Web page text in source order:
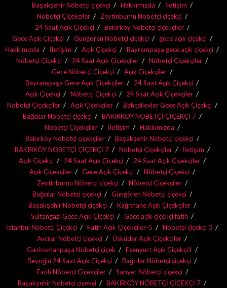
Başakşehir Nöbetçi çiçekçi
Hakkımızda
İletişim
Nöbetçi Çiçekçiler
Zeytinburnu Nöbetçi çiçekçi
24 Saat Açık Çiçekçi
Bakırköy Nöbetçi çiçekçiler
Gece Açık Çiçekçi
Güngören Nöbetçi çiçekçi
gece açık çiçekçi
Hakkımızda
İletişim Açık Çiçekçi
Bayrampaşa gece açık çiçekçi
Nöbetçi Çiçekçi
24 Saat Açık Çiçekçiler
Nöbetçi Çiçekçiler
Gece Nöbetçi Çiçekçi
Açık Çiçekçiler
Bayrampaşa Gece Açık Çiçekçiler
24 Saat Açık Çiçekçi
Açık Çiçekçi
Nöbetçi Çiçekçi
24 Saat Açık Çiçekçiler
Nöbetçi Çiçekçiler
Açık Çiçekçiler
Bahçelievler Gece Açık Çiçekçi
Bağcılar Nöbetçi çiçekçi
BAKIRKÖY NÖBETÇİ ÇİÇEKÇİ 7
Nöbetçi Çiçekçiler
İletişim
Hakkımızda
Bakırköy Nöbetçi çiçekçiler
Başakşehir Nöbetçi çiçekçi
BAKIRKÖY NÖBETÇİ ÇİÇEKÇİ 7
Nöbetçi Çiçekçiler
İletişim
Açık Çiçekçi
24 Saat Açık Çiçekçi
24 Saat Açık Çiçekçiler
Açık Çiçekçiler
Gece Açık Çiçekçi
Nöbetçi Çiçekçi
Zeytinburnu Nöbetçi çiçekçi
Nöbetçi Çiçekçiler
Bağcılar Nöbetçi çiçekçi
Güngören Nöbetçi çiçekçi
Başakşehir Nöbetçi çiçekçi
Kağıthane Açık Çiçekçiler
Sultangazi Gece Açık Çiçekçi
Gece açik çiçekçi fatih
İstanbul Nöbetçi Çiçekçi
Fatih Açık Çiçekçiler-5
Nöbetçi çiçekçi 3
Avcılar Nöbetçi çiçekçi
Üsküdar Açık Çiçekçiler
Gaziosmanpaşa Nöbetçi çiçek
Esenyurt Açık Çiçekçi1
Beyoğlu 24 Saat Açık Çiçekçi
Bağcılar Nöbetçi çiçekçi
Fatih Nöbetçi Çiçekçiler
Sarıyer Nöbetçi çiçekçi
Başakşehir Nöbetçi çiçekçi
BAKIRKÖY NÖBETÇİ ÇİÇEKÇİ 7